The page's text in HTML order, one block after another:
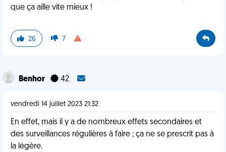
que ça aille vite mieux !
26 7
Benhor 42
vendredi 14 juillet 2023 21:32
En effet, mais il y a de nombreux effets secondaires et
des surveillances régulières à faire ; ça ne se prescrit pas à
la légère.